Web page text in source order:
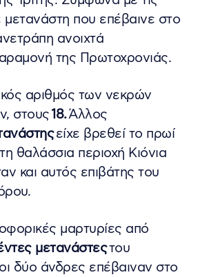
μετανάστη που επέβαινε στο
ανοιχτά
της Πρωτοχρονιάς.
αριθμός των νεκρών
στους18.Άλλος
είχε βρεθεί το πρωί
θαλάσσια περιοχή Κιόνια
και αυτός επιβάτης του
μαρτυρίες από
μετανάστεςτου
δύο άνδρες επέβαιναν στο